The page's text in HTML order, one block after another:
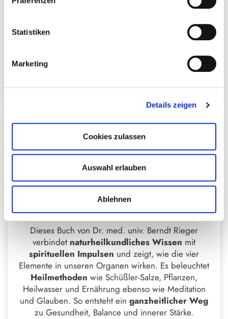
jederzeit widerrufen oder ändern zu können.
Statistiken
Marketing
Details zeigen
Cookies zulassen
Auswahl erlauben
Ablehnen
behandelt einen umfassenden Ansatz zur
, Beschreibungen verschiedener
und detaillierte Untersuchungen
eines breiten Spektrums von
aus der
E-Book: Die 5 Kraftquellen des Körpers
Wert: 14,99€
Dieses Buch von Dr. med. univ. Berndt Rieger
verbindet naturheilkundliches Wissen mit
spirituellen Impulsen und zeigt, wie die vier
Elemente in unseren Organen wirken. Es beleuchtet
Heilmethoden wie Schüßler-Salze, Pflanzen,
Heilwasser und Ernährung ebenso wie Meditation
und Glauben. So entsteht ein ganzheitlicher Weg
zu Gesundheit, Balance und innerer Stärke.